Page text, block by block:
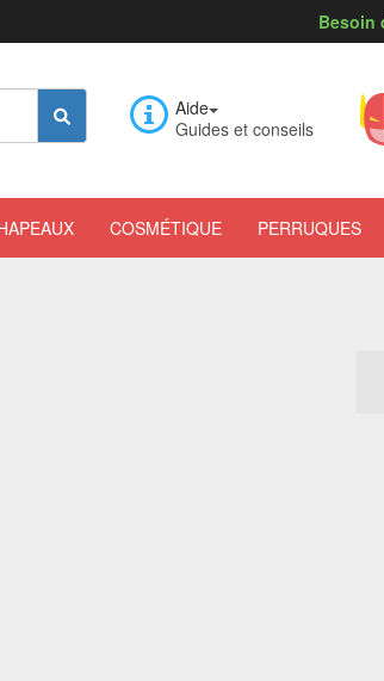
Besoin
Aide
Guides et conseils
COSMÉTIQUE PERRUQUES